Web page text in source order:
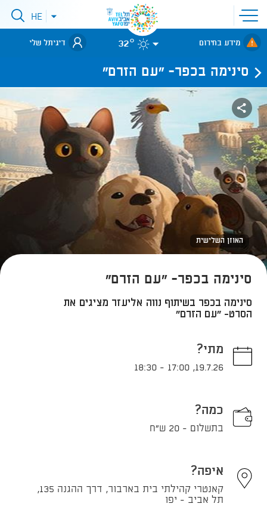
פתיחת
תפריט
אתר
לאתר עיריית
תל-אביב
פתיחתHE
מידע בחירום 32° דיגיתל שלי
סינימה בכפר- "עם הזרם"
האוזן השלישית
סינימה בכפר- "עם הזרם"
סינימה בכפר בשיתוף נווה אליעזר מציגים את
הסרט- "עם הזרם"
מתי?
19.7.26
,
17:00
-
18:30
כמה?
בתשלום - 20 ש"ח
איפה?
קאנטרי קהילתי בית בארבור, דרך ההגנה 135,
תל אביב - יפו